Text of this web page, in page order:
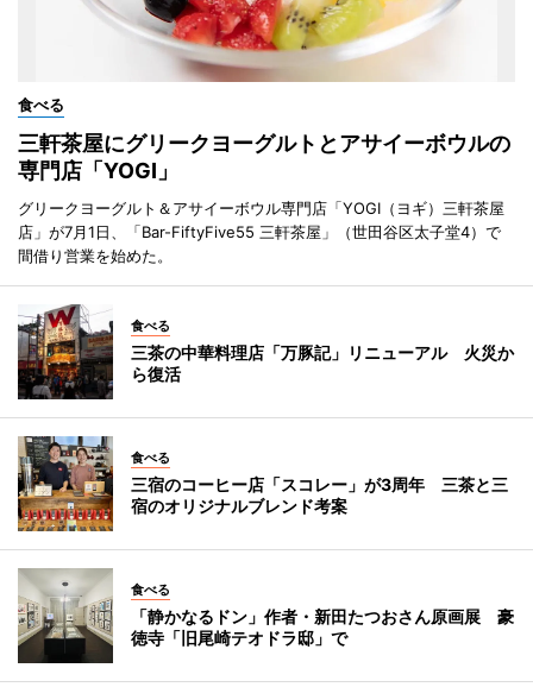
食べる
三軒茶屋にグリークヨーグルトとアサイーボウルの
専門店「YOGI」
グリークヨーグルト＆アサイーボウル専門店「YOGI（ヨギ）三軒茶屋
店」が7月1日、「Bar-FiftyFive55 三軒茶屋」（世田谷区太子堂4）で
間借り営業を始めた。
食べる
三茶の中華料理店「万豚記」リニューアル 火災か
ら復活
食べる
三宿のコーヒー店「スコレー」が3周年 三茶と三
宿のオリジナルブレンド考案
食べる
「静かなるドン」作者・新田たつおさん原画展 豪
徳寺「旧尾崎テオドラ邸」で